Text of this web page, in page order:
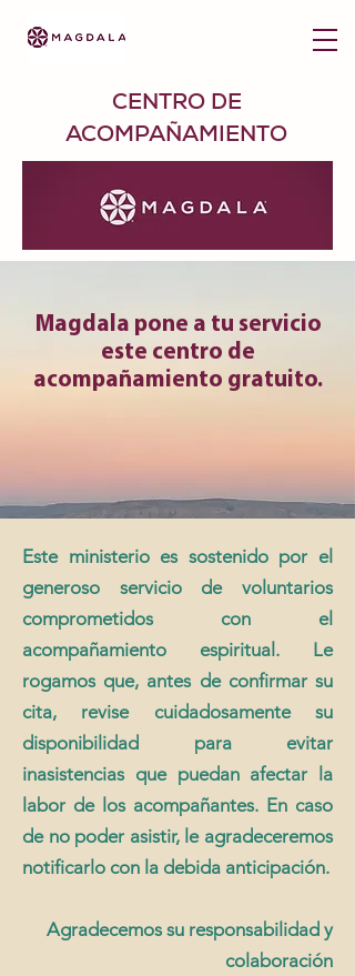
CENTRO DE
ACOMPAÑAMIENTO
Magdala pone a tu servicio
este centro de
acompañamiento gratuito.
Este ministerio es sostenido por el
generoso servicio de voluntarios
comprometidos con el
acompañamiento espiritual. Le
rogamos que, antes de confirmar su
cita, revise cuidadosamente su
disponibilidad para evitar
inasistencias que puedan afectar la
labor de los acompañantes. En caso
de no poder asistir, le agradeceremos
notificarlo con la debida anticipación.
Agradecemos su responsabilidad y
colaboración